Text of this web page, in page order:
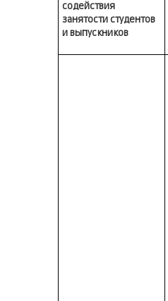
содействия
занятости студентов
и выпускников